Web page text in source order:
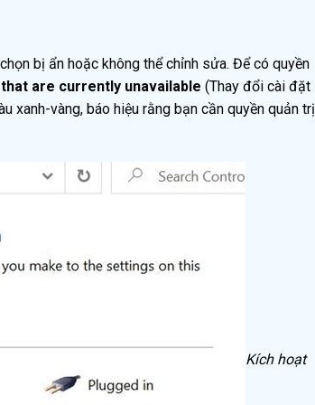
bị ẩn hoặc không thể chỉnh sửa. Để có quyền
are currently unavailable (Thay đổi cài đặt
xanh-vàng, báo hiệu rằng bạn cần quyền quản trị
Kích hoạt